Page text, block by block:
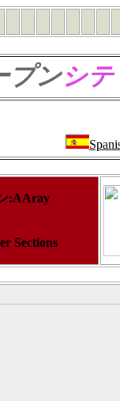
プンシテ
:AAray
Sections